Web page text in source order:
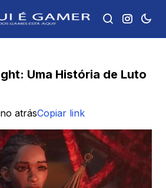
Uma História de Luto
atrásCopiar link